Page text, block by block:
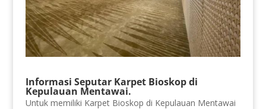
Informasi Seputar Karpet Bioskop di
Kepulauan Mentawai.
Untuk memiliki Karpet Bioskop di Kepulauan Mentawai